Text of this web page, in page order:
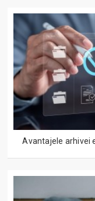
Avantajele arhivei